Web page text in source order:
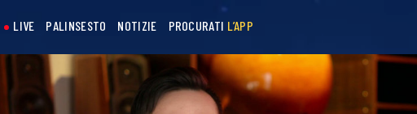
LIVE PALINSESTO NOTIZIE PROCURATI L’APP